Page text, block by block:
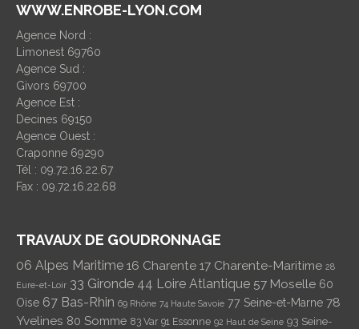
WWW.ENROBE-LYON.COM
Agence Nord :
Limonest 69760
Agence Sud :
Givors 69700
Agence Est :
Decines 69150
Agence Ouest :
Craponne 69290
Tél : 09.72.16.22.67
Fax : 09.72.16.22.68
TRAVAUX DE GOUDRONNAGE
06 Alpes Maritime 16 Charente 17 Charente-Maritime 28
Eure-et-Loir 33 Gironde 44 Loire Atlantique 57 Moselle 60
Oise 67 Bas-Rhin 69 Rhône 74 Haute Savoie 77 Seine-et-Marne 78
Yvelines 80 Somme 83 Var 91 Essonne 92 Haut de Seine 93 Seine-